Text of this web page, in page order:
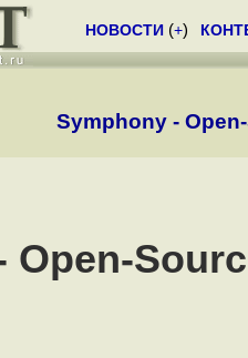
НОВОСТИ (+)
Symphony -
Open-